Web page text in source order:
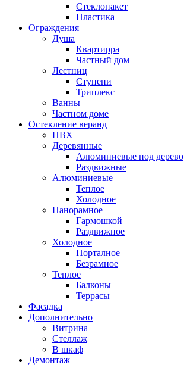
Стеклопакет
Пластика
Ограждения
Душа
Квартирра
Частный дом
Лестниц
Ступени
Триплекс
Ванны
Частном доме
Остекление веранд
ПВХ
Деревянные
Алюминиевые под дерево
Раздвижные
Алюминиевые
Теплое
Холодное
Панорамное
Гармошкой
Раздвижное
Холодное
Порталное
Безрамное
Теплое
Балконы
Террасы
Фасадка
Дополнительно
Витрина
Стеллаж
В шкаф
Демонтаж